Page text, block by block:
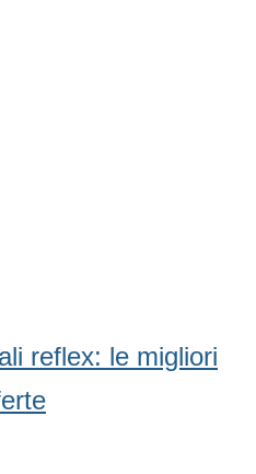
reflex: le migliori